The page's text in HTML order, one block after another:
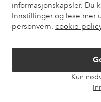
informasjonskapsler. Du
Innstillinger og lese mer
personvern. cookie-
Kun
Mine sider